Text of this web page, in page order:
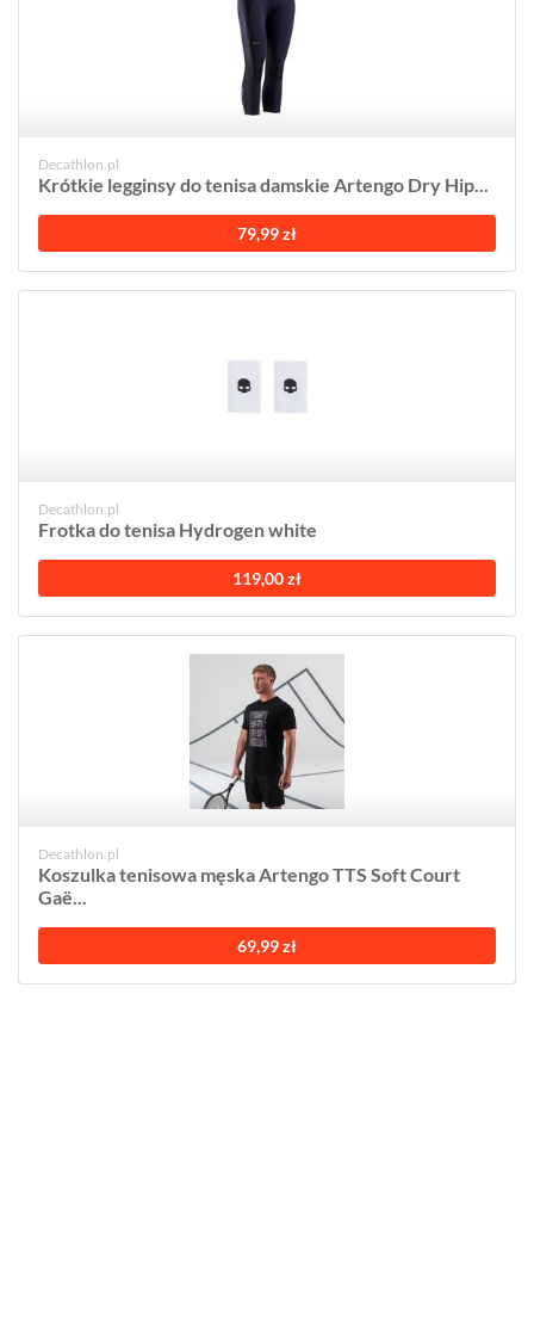
Decathlon.pl
Krótkie legginsy do tenisa damskie Artengo Dry Hip...
79,99 zł
Decathlon.pl
Frotka do tenisa Hydrogen white
119,00 zł
Decathlon.pl
Koszulka tenisowa męska Artengo TTS Soft Court
Gaë...
69,99 zł